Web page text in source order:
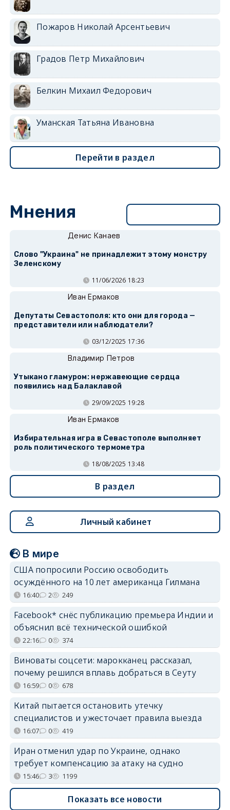
Пожаров Николай Арсентьевич
Градов Петр Михайлович
Белкин Михаил Федорович
Уманская Татьяна Ивановна
Перейти в раздел
Мнения
Денис Канаев
Слово "Украина" не принадлежит этому монстру
Зеленскому
11/06/2026 18:23
Иван Ермаков
Депутаты Севастополя: кто они для города —
представители или наблюдатели?
03/12/2025 17:36
Владимир Петров
Утыкано гламуром: нержавеющие сердца
появились над Балаклавой
29/09/2025 19:28
Иван Ермаков
Избирательная игра в Севастополе выполняет
роль политического термометра
18/08/2025 13:48
В раздел
Личный кабинет
В мире
США попросили Россию освободить
осуждённого на 10 лет американца Гилмана
16:40 2 249
Facebook* снёс публикацию премьера Индии и
объяснил всё технической ошибкой
22:16 0 374
Виноваты соцсети: марокканец рассказал,
почему решился вплавь добраться в Сеуту
16:59 0 678
Китай пытается остановить утечку
специалистов и ужесточает правила выезда
16:07 0 419
Иран отменил удар по Украине, однако
требует компенсацию за атаку на судно
15:46 3 1199
Показать все новости